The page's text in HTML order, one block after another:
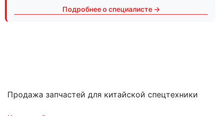
Подробнее о специалисте →
Продажа запчастей для китайской спецтехники